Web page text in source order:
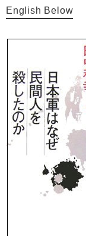
English Below